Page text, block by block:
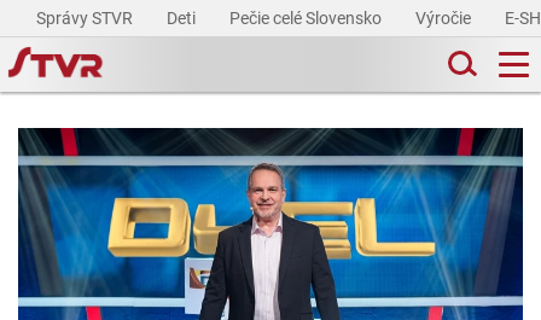
Správy STVR Deti Pečie celé Slovensko Výročie E-